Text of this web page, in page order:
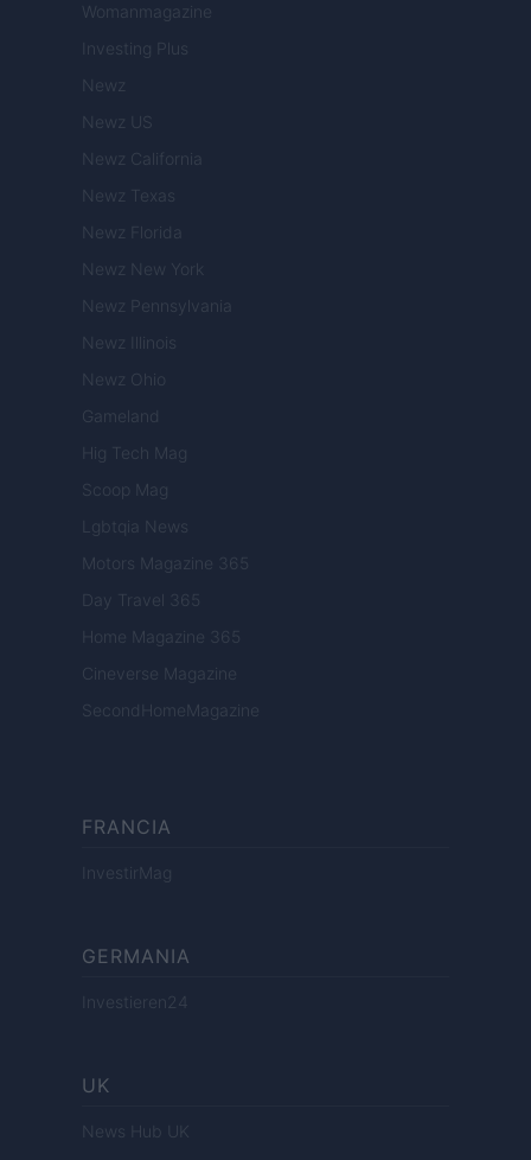
Womanmagazine
Investing Plus
Newz
Newz US
Newz California
Newz Texas
Newz Florida
Newz New York
Newz Pennsylvania
Newz Illinois
Newz Ohio
Gameland
Hig Tech Mag
Scoop Mag
Lgbtqia News
Motors Magazine 365
Day Travel 365
Home Magazine 365
Cineverse Magazine
SecondHomeMagazine
FRANCIA
InvestirMag
GERMANIA
Investieren24
UK
News Hub UK